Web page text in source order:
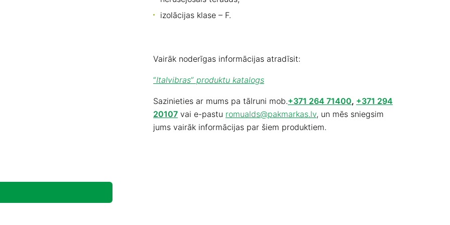
izolācijas klase – F.
Vairāk noderīgas informācijas atradīsit:
“Italvibras” produktu katalogs
Sazinieties ar mums pa tālruni mob.+371 264 71400, +371 294
20107 vai e-pastu romualds@pakmarkas.lv, un mēs sniegsim
jums vairāk informācijas par šiem produktiem.